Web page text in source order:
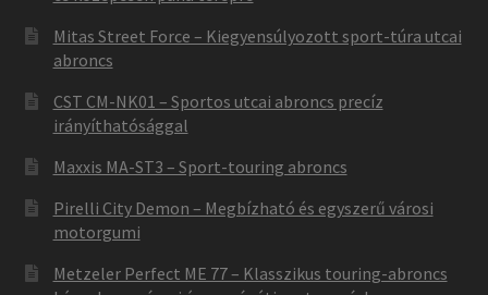
Mitas Street Force – Kiegyensúlyozott sport-túra utcai
abroncs
CST CM-NK01 – Sportos utcai abroncs precíz
irányíthatósággal
Maxxis MA-ST3 – Sport-touring abroncs
Pirelli City Demon – Megbízható és egyszerű városi
motorgumi
Metzeler Perfect ME 77 – Klasszikus touring-abroncs